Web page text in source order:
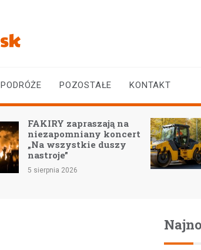
PODRÓŻE POZOSTAŁE KONTAKT
FAKIRY zapraszają na
niezapomniany koncert
„Na wszystkie duszy
nastroje”
5 sierpnia 2026